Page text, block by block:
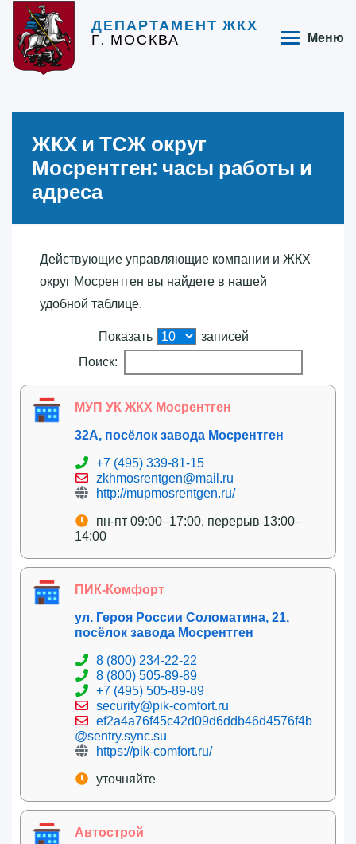
ДЕПАРТАМЕНТ ЖКХ
Г. МОСКВА Меню
ЖКХ и ТСЖ округ
Мосрентген: часы работы и
адреса
Действующие управляющие компании и ЖКХ
округ Мосрентген вы найдете в нашей
удобной таблице.
Показать
записей
Поиск:
МУП УК ЖКХ Мосрентген
32А, посёлок завода Мосрентген
+7 (495) 339-81-15
zkhmosrentgen@mail.ru
http://mupmosrentgen.ru/
пн-пт 09:00–17:00, перерыв 13:00–
14:00
ПИК-Комфорт
ул. Героя России Соломатина, 21,
посёлок завода Мосрентген
8 (800) 234-22-22
8 (800) 505-89-89
+7 (495) 505-89-89
security@pik-comfort.ru
ef2a4a76f45c42d09d6ddb46d4576f4b
@sentry.sync.su
https://pik-comfort.ru/
уточняйте
Автострой